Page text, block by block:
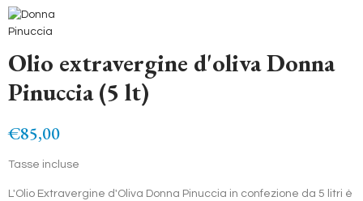
Olio extravergine d'oliva Donna
Pinuccia (5 lt)
€85,00
Tasse incluse
L'Olio Extravergine d'Oliva Donna Pinuccia in confezione da 5 litri è